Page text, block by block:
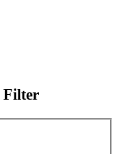
Filter